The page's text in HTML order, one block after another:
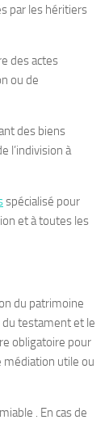
par les héritiers
des actes
ou de
des biens
l’indivision à
spécialisé pour
et à toutes les
du patrimoine
du testament et le
obligatoire pour
médiation utile ou
. En cas de